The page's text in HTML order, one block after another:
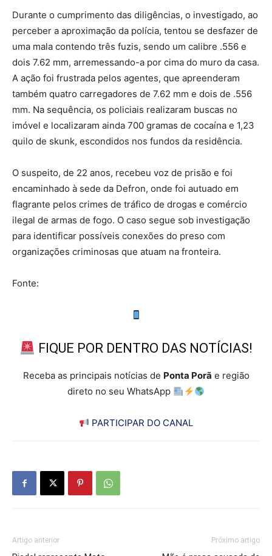
Durante o cumprimento das diligências, o investigado, ao
perceber a aproximação da polícia, tentou se desfazer de
uma mala contendo três fuzis, sendo um calibre .556 e
dois 7.62 mm, arremessando-a por cima do muro da casa.
A ação foi frustrada pelos agentes, que apreenderam
também quatro carregadores de 7.62 mm e dois de .556
mm. Na sequência, os policiais realizaram buscas no
imóvel e localizaram ainda 700 gramas de cocaína e 1,23
quilo de skunk, escondidos nos fundos da residência.
O suspeito, de 22 anos, recebeu voz de prisão e foi
encaminhado à sede da Defron, onde foi autuado em
flagrante pelos crimes de tráfico de drogas e comércio
ilegal de armas de fogo. O caso segue sob investigação
para identificar possíveis conexões do preso com
organizações criminosas que atuam na fronteira.
Fonte:
FIQUE POR DENTRO DAS NOTÍCIAS!
Receba as principais notícias de Ponta Porã e região
direto no seu WhatsApp
PARTICIPAR DO CANAL
Artigo anterior Próximo artigo